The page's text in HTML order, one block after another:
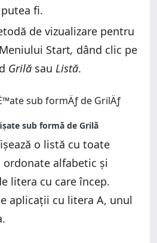
fi.
de vizualizare pentru
Start, dând clic pe
Grilă sau Listă.
o listă cu toate
alfabetic și
litera cu care încep.
aplicații cu litera A, unul